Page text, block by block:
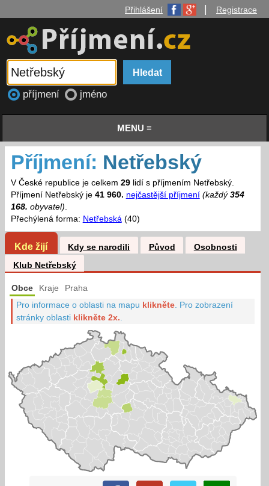
Přihlášení Registrace
příjmení jméno
MENU ≡
Příjmení: Netřebský
V České republice je celkem 29lidí s příjmením Netřebský.
Příjmení Netřebský je 41 960. nejčastější příjmení (každý 354
168. obyvatel).
Přechýlená forma: Netřebská(40)
Kde žijí Kdy se narodili Původ
Osobnosti
Klub Netřebský
Obce Kraje Praha
Pro informace o oblasti na mapu klikněte Pro zobrazení
stránky oblasti klikněte 2x.